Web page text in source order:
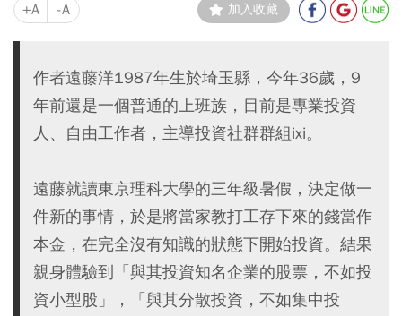
+A -A 加入收藏
作者遠藤洋1987年生於埼玉縣，今年36歲，9
年前還是一個普通的上班族，目前是專業投資
人、自由工作者，主導投資社群群組ixi。
遠藤就讀東京理科大學的三年級暑假，決定做一
件新的事情，於是將當家教打工存下來的錢當作
本金，在完全沒有知識的狀態下開始投資。結果
親身體驗到「與其投資知名企業的股票，不如投
資小型股」，「與其分散投資，不如集中投